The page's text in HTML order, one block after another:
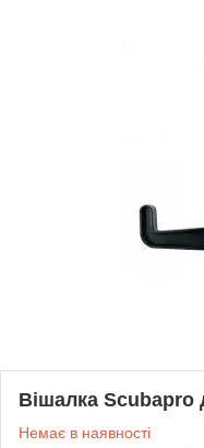
Вішалка Scubapro
Немає в наявності